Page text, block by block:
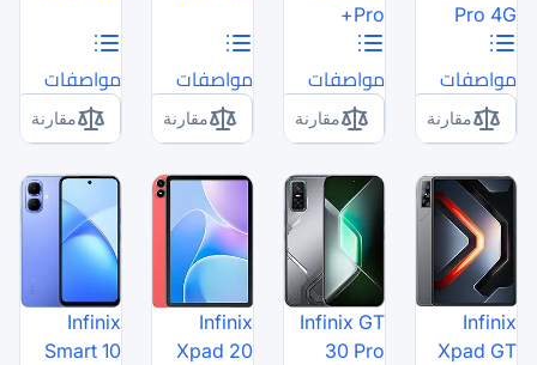
مواصفات
مقارنة
مواصفات
مقارنة
Infinix
Xpad 20
Infinix
Smart 10